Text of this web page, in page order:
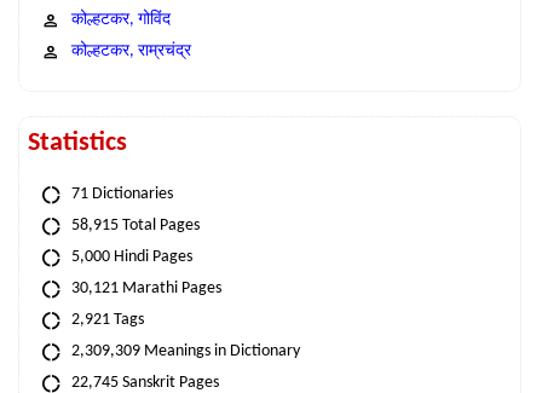
कोल्हटकर, गोविंद
कोल्हटकर, राम्रचंद्र
Statistics
71 Dictionaries
58,915 Total Pages
5,000 Hindi Pages
30,121 Marathi Pages
2,921 Tags
2,309,309 Meanings in Dictionary
22,745 Sanskrit Pages